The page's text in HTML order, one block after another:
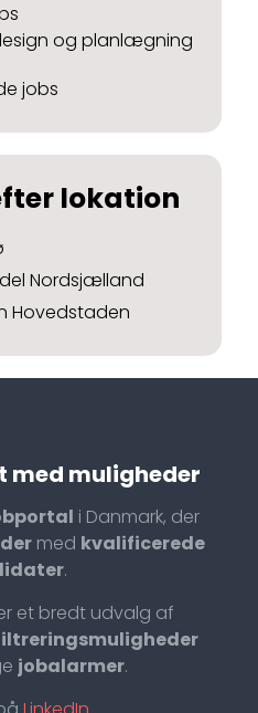
og planlægning
jobs
lokation
Nordsjælland
Hovedstaden
med muligheder
i Danmark, der
med kvalificerede
.
et bredt udvalg af
jobalarmer.